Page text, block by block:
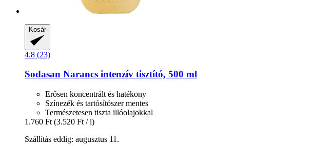
Kosár
4.8 (23)
Sodasan Narancs intenzív tisztító, 500 ml
Erősen koncentrált és hatékony
Színezék és tartósítószer mentes
Természetesen tiszta illóolajokkal
1.760 Ft (3.520 Ft / l)
Szállítás eddig: augusztus 11.